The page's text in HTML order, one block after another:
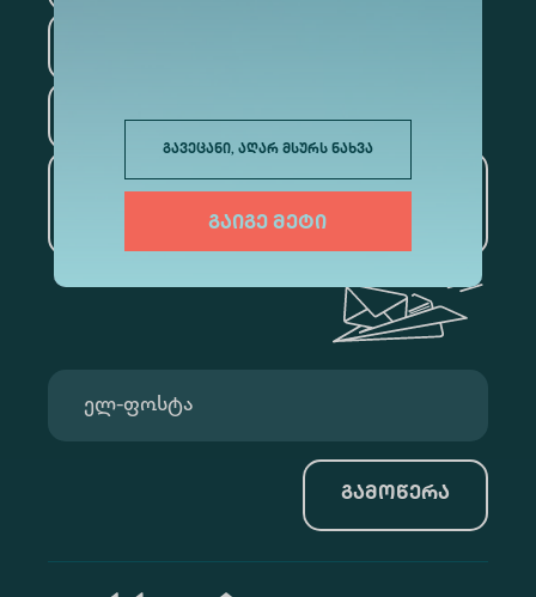
გავეცანი, აღარ მსურს ნახვა
გაიგე მეტი
ტურიზმი
ხელოვნური ინტელექტი
და მონაცემთა ანალიტიკა
გამოწერა